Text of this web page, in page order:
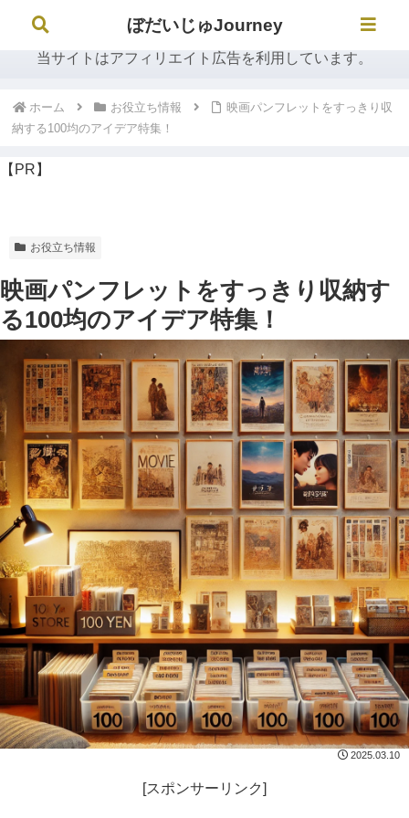
ぼだいじゅJourney
当サイトはアフィリエイト広告を利用しています。
ホーム お役立ち情報
映画パンフレットをすっきり収
納する100均のアイデア特集！
【PR】
お役立ち情報
映画パンフレットをすっきり収納す
る100均のアイデア特集！
2025.03.10
[スポンサーリンク]
ぼだいじゅJourney